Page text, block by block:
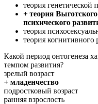
теория генетической
+ теория
психического
теория
теория когнитивного
Какой период онтогенеза
темпом развития?
зрелый возраст
+ младенчество
подростковый возраст
ранняя взрослость